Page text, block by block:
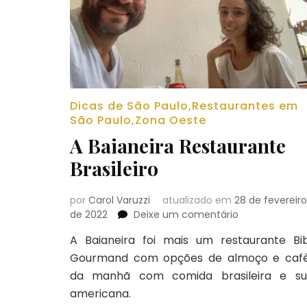
Dicas de São Paulo,Restaurantes em
São Paulo,Zona Oeste
A Baianeira Restaurante
Brasileiro
por Carol Varuzzi atualizado em 28 de fevereiro
de 2022
Deixe um comentário
Baianeira
Restaurante
Brasileiro
A Baianeira foi mais um restaurante
Gourmand com opções de almoço e
da manhã com comida brasileira e
americana.